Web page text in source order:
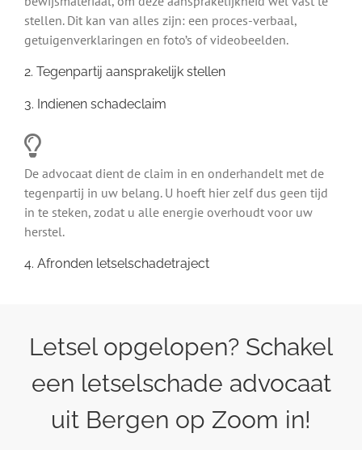
stellen. Dit kan van alles zijn: een proces-verbaal,
getuigenverklaringen en foto’s of videobeelden.
2. Tegenpartij aansprakelijk stellen
3. Indienen schadeclaim
De advocaat dient de claim in en onderhandelt met de
tegenpartij in uw belang. U hoeft hier zelf dus geen tijd
in te steken, zodat u alle energie overhoudt voor uw
herstel.
4. Afronden letselschadetraject
Letsel opgelopen? Schakel
een letselschade advocaat
uit Bergen op Zoom in!